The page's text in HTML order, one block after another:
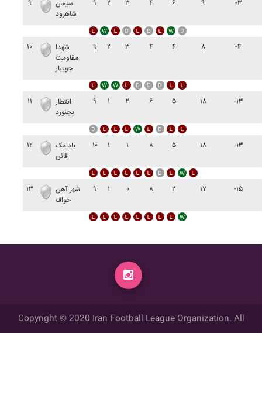
۹
سيمان
شاهرود
۹ ۲ ۳ ۴ ۶ ۹ -۳
۱۰
شهدا
مقاومت
جويبار
۹ ۲ ۳ ۴ ۴ ۸ -۴
۱۱
انتظار
بجنورد
۹ ۱ ۲ ۶ ۵ ۱۸ -۱۳
۱۲
بادامک
قائن
۱۰ ۱ ۱ ۸ ۵ ۱۸ -۱۳
۱۳
شهر آهن
خواف
۹ ۱ ۰ ۸ ۲ ۱۷ -۱۵
Copyright © 2020 Iran Football League Organization. All